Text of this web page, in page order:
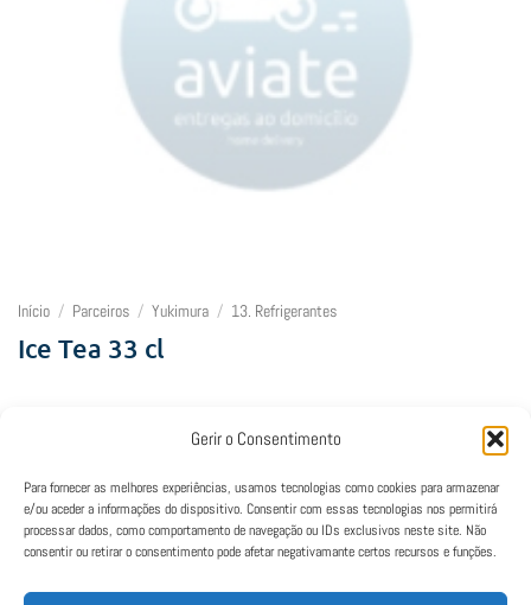
Gerir o Consentimento
Para fornecer as melhores experiências, usamos tecnologias como cookies para armazenar
e/ou aceder a informações do dispositivo. Consentir com essas tecnologias nos permitirá
processar dados, como comportamento de navegação ou IDs exclusivos neste site. Não
consentir ou retirar o consentimento pode afetar negativamante certos recursos e funções.
Início / Parceiros / Yukimura / 13. Refrigerantes
Ice Tea 33 cl